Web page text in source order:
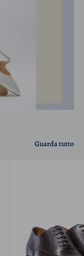
Guarda tutto